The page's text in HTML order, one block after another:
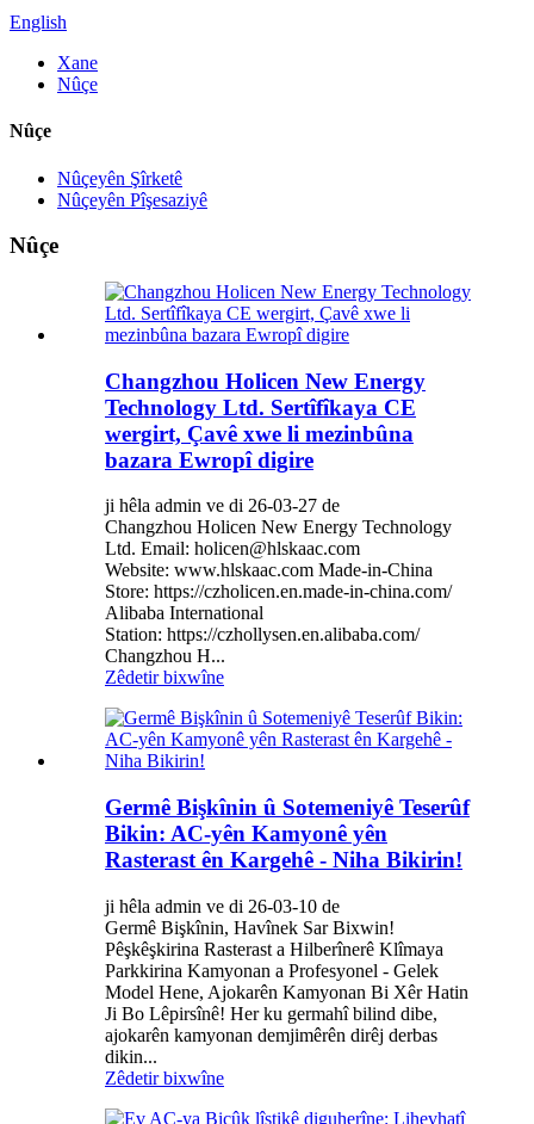
English
Xane
Nûçe
Nûçe
Nûçeyên Şîrketê
Nûçeyên Pîşesaziyê
Nûçe
Changzhou Holicen New Energy
Technology Ltd. Sertîfîkaya CE
wergirt, Çavê xwe li mezinbûna
bazara Ewropî digire
ji hêla admin ve di 26-03-27 de
Changzhou Holicen New Energy Technology
Ltd. Email: holicen@hlskaac.com
Website: www.hlskaac.com Made-in-China
Store: https://czholicen.en.made-in-china.com/
Alibaba International
Station: https://czhollysen.en.alibaba.com/
Changzhou H...
Zêdetir bixwîne
Germê Bişkînin û Sotemeniyê Teserûf
Bikin: AC-yên Kamyonê yên
Rasterast ên Kargehê - Niha Bikirin!
ji hêla admin ve di 26-03-10 de
Germê Bişkînin, Havînek Sar Bixwin!
Pêşkêşkirina Rasterast a Hilberînerê Klîmaya
Parkkirina Kamyonan a Profesyonel - Gelek
Model Hene, Ajokarên Kamyonan Bi Xêr Hatin
Ji Bo Lêpirsînê! Her ku germahî bilind dibe,
ajokarên kamyonan demjimêrên dirêj derbas
dikin...
Zêdetir bixwîne